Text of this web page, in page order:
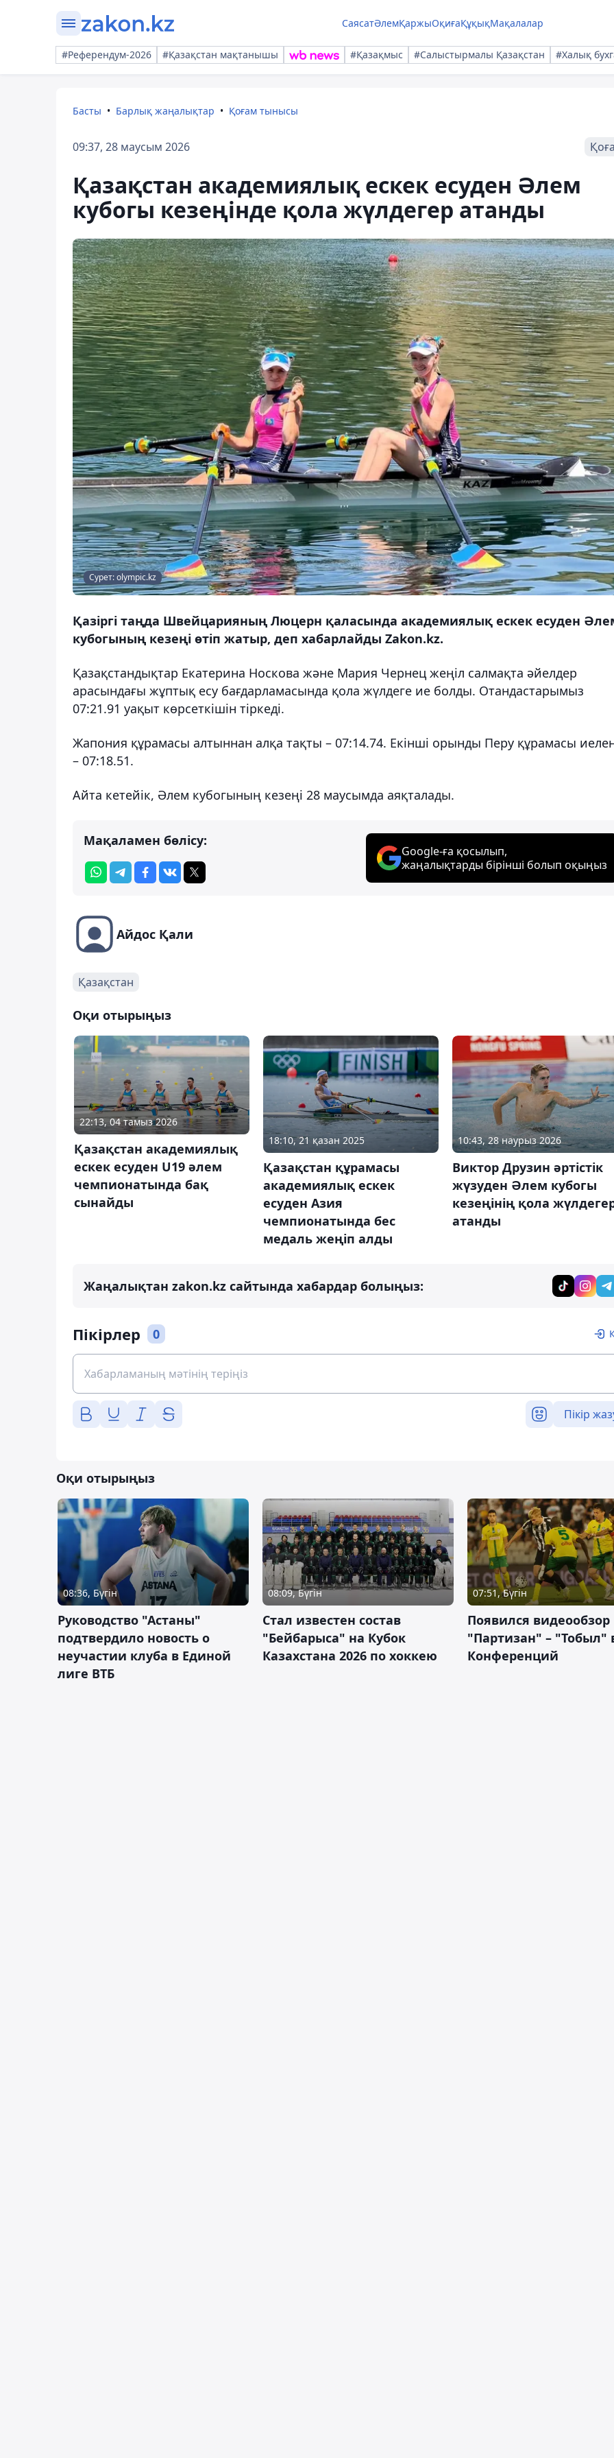
СаясатӘлемҚаржыОқиғаҚұқықМақалалар
#Референдум-2026 #Қазақстан мақтанышы #Қазақмыс #Салыстырмалы Қазақстан #Халық
Басты Барлық жаңалықтар Қоғам тынысы
09:37, 28 маусым 2026
Қазақстан академиялық ескек есуден Әлем
кубогы кезеңінде қола жүлдегер атанды
Сурет: olympic.kz
Қазіргі таңда Швейцарияның Люцерн қаласында академиялық ескек есуден
кубогының кезеңі өтіп жатыр, деп хабарлайды Zakon.kz.
Қазақстандықтар Екатерина Носкова және Мария Чернец жеңіл салмақта әйелдер
арасындағы жұптық есу бағдарламасында қола жүлдеге ие болды. Отандастарымыз
07:21.91 уақыт көрсеткішін тіркеді.
Жапония құрамасы алтыннан алқа тақты – 07:14.74. Екінші орынды Перу құрамасы
– 07:18.51.
Айта кетейік, Әлем кубогының кезеңі 28 маусымда аяқталады.
Мақаламен бөлісу:
Google-ға қосылып,
жаңалықтарды бірінші болып оқыңыз
Айдос Қали
Қазақстан
Оқи отырыңыз
22:13, 04 тамыз 2026
Қазақстан академиялық
ескек есуден U19 әлем
чемпионатында бақ
сынайды
18:10, 21 қазан 2025
Қазақстан құрамасы
академиялық ескек
есуден Азия
чемпионатында бес
медаль жеңіп алды
10:43, 28 наурыз 2026
Виктор Друзин әртістік
жүзуден Әлем кубогы
кезеңінің қола
атанды
Жаңалықтан zakon.kz сайтында хабардар болыңыз:
Пікірлер 0
Пікір
Оқи отырыңыз
08:36, Бүгін
Руководство "Астаны"
подтвердило новость о
неучастии клуба в Единой
лиге ВТБ
08:09, Бүгін
Стал известен состав
"Бейбарыса" на Кубок
Казахстана 2026 по хоккею
07:51, Бүгін
Появился
"Партизан" – "Тобыл"
Конференций